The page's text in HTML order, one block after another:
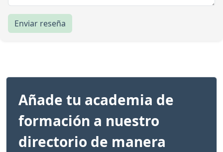
Enviar reseña
Añade tu academia de
formación a nuestro
directorio de manera